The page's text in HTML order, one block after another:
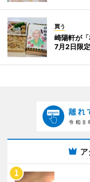
買う
崎陽軒が
7月2日限